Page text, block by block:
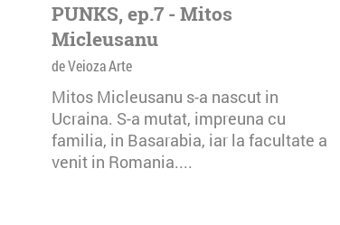
PUNKS, ep.7 - Mitos
Micleusanu
de Veioza Arte
Mitos Micleusanu s-a nascut in
Ucraina. S-a mutat, impreuna cu
familia, in Basarabia, iar la facultate a
venit in Romania....